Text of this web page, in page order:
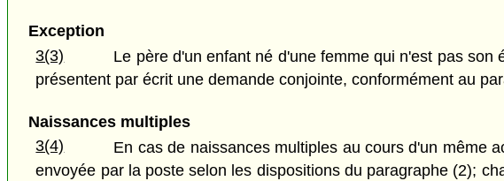
Exception
3(3)
Le père d'un enfant né d'une femme qui n'est pas
présentent par écrit une demande conjointe, conformément au
Naissances multiples
3(4)
En cas de naissances multiples au cours d'un même
envoyée par la poste selon les dispositions du paragraphe (2);